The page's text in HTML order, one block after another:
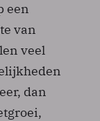
een
van
veel
dan